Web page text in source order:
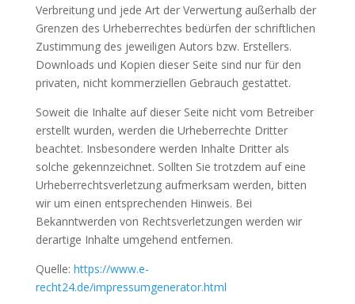
Verbreitung und jede Art der Verwertung außerhalb der
Grenzen des Urheberrechtes bedürfen der schriftlichen
Zustimmung des jeweiligen Autors bzw. Erstellers.
Downloads und Kopien dieser Seite sind nur für den
privaten, nicht kommerziellen Gebrauch gestattet.
Soweit die Inhalte auf dieser Seite nicht vom Betreiber
erstellt wurden, werden die Urheberrechte Dritter
beachtet. Insbesondere werden Inhalte Dritter als
solche gekennzeichnet. Sollten Sie trotzdem auf eine
Urheberrechtsverletzung aufmerksam werden, bitten
wir um einen entsprechenden Hinweis. Bei
Bekanntwerden von Rechtsverletzungen werden wir
derartige Inhalte umgehend entfernen.
Quelle: https://www.e-
recht24.de/impressumgenerator.html